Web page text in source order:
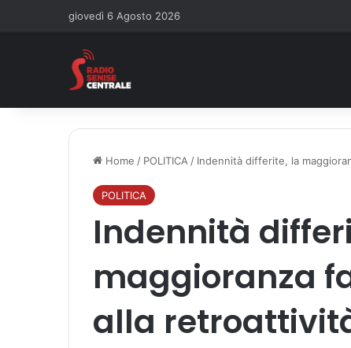
giovedì 6 Agosto 2026
Home / POLITICA / Indennità differite, la
POLITICA
Indennità
maggioranza
alla